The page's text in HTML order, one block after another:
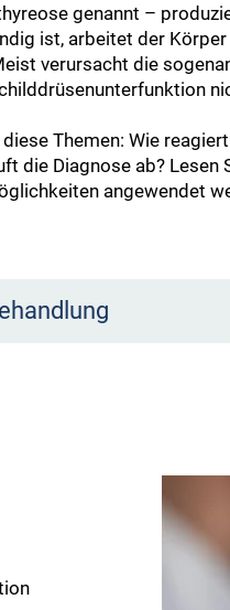
genannt –
ist, arbeitet der
verursacht die
Themen: Wie
die Diagnose ab? Lesen
angewendet